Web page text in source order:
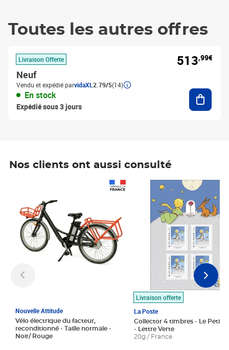
Toutes les autres offres
Livraison Offerte
Neuf
Vendu et expédié parvidaXL 2.79/5(14)
En stock
Expédié sous 3 jours
513,99€
Nos clients ont aussi consulté
Nouvelle Attitude
Vélo électrique du facteur,
reconditionné - Taille normale -
Noir/ Rouge
Livraison offerte
La Poste
Collector 4 timbres - Le Petit
- Lettre Verte
20g / France
Prix 7,50€